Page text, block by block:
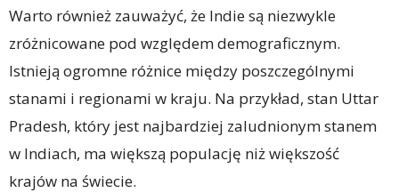
Warto również zauważyć, że Indie są niezwykle
zróżnicowane pod względem demograficznym.
Istnieją ogromne różnice między poszczególnymi
stanami i regionami w kraju. Na przykład, stan Uttar
Pradesh, który jest najbardziej zaludnionym stanem
w Indiach, ma większą populację niż większość
krajów na świecie.